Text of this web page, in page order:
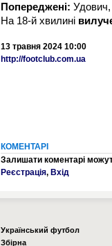
Попереджені: Удович,
На 18-й хвилині
13 травня 2024 10:00
http://footclub.com.ua
КОМЕНТАРІ
Залишати коментарі
Реєстрація, Вхід
Українcький футбол
Збірна